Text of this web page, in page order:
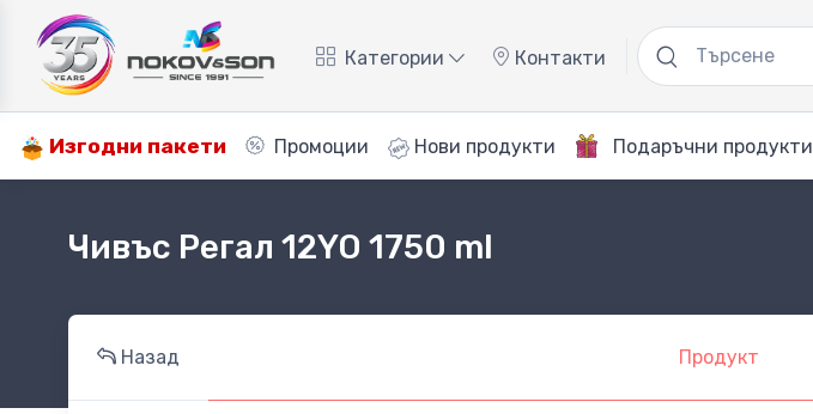
Категории Контакти
Изгодни пакети Промоции Нови продукти Подаръчни продукти
Чивъс Регал 12YO 1750 ml
Назад Продукт